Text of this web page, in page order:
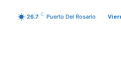
26.7 C Puerto Del Rosario